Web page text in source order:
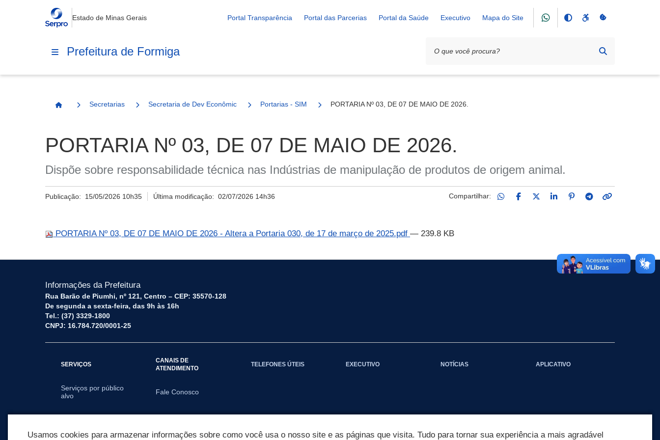
Estado de Minas Gerais Portal Transparência Portal das Parcerias Portal da Saúde Executivo Mapa do Site
Prefeitura de Formiga
Página Inicial
Secretarias Secretaria de Dev Econômico e RuralPortarias - SIM PORTARIA Nº 03, DE 07 DE MAIO DE 2026.
PORTARIA Nº 03, DE 07 DE MAIO DE 2026.
Dispõe sobre responsabilidade técnica nas Indústrias de manipulação de produtos de origem animal.
Publicação: 15/05/2026 10h35 Última modificação:02/07/2026 14h36 Compartilhar:
PORTARIA Nº 03, DE 07 DE MAIO DE 2026 - Altera a Portaria 030, de 17 de março de 2025.pdf — 239.8 KB
Informações da Prefeitura
Rua Barão de Piumhi, nº 121, Centro – CEP: 35570-128
De segunda a sexta-feira, das 9h às 16h
Tel.: (37) 3329-1800
CNPJ: 16.784.720/0001-25
SERVIÇOS
Serviços por público
alvo
CANAIS DE
ATENDIMENTO
Fale Conosco
TELEFONES ÚTEIS EXECUTIVO NOTÍCIAS APLICATIVO
Usamos cookies para armazenar informações sobre como você usa o nosso site e as páginas que visita. Tudo para tornar sua experiência a mais agradável